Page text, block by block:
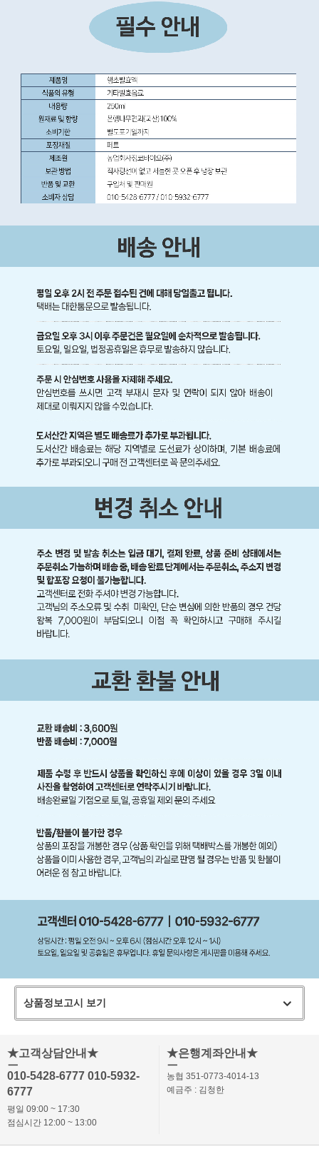
상품정보고시 보기
★고객상담안내★
ㅡ
010-5428-6777 010-5932-
6777
평일 09:00 ~ 17:30
점심시간 12:00 ~ 13:00
★은행계좌안내★
ㅡ
농협 351-0773-4014-13
예금주 : 김청한